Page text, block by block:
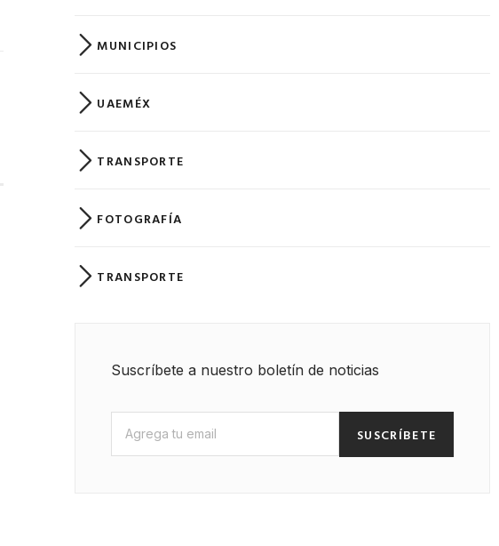
MUNICIPIOS
UAEMÉX
TRANSPORTE
FOTOGRAFÍA
TRANSPORTE
Suscríbete a nuestro boletín de noticias
SUSCRÍBETE